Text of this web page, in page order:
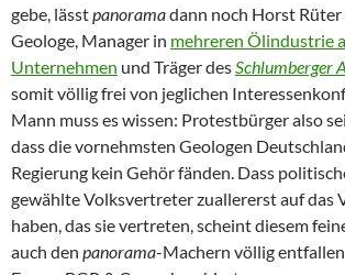
gebe, lässtpanoramadann noch Horst Rüter
Geologe, Manager in mehreren Ölindustrie
Unternehmen und Träger desSchlumberger
somit völlig frei von jeglichen
Mann muss es wissen: Protestbürger also
dass die vornehmsten Geologen
Regierung kein Gehör fänden. Dass
gewählte Volksvertreter zuallererst auf das
haben, das sie vertreten, scheint diesem
auch den panorama-Machern völlig entfallen